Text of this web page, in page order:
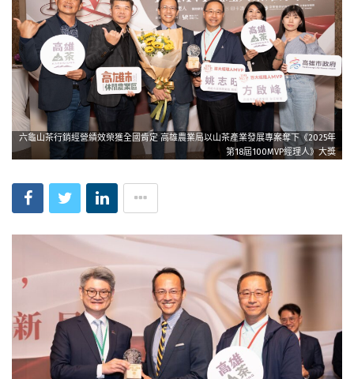
六龜山茶行銷經營績效榮獲全國肯定 高雄農業局以山茶產業發展專案奪下《2025年
第18屆100MVP經理人》大獎